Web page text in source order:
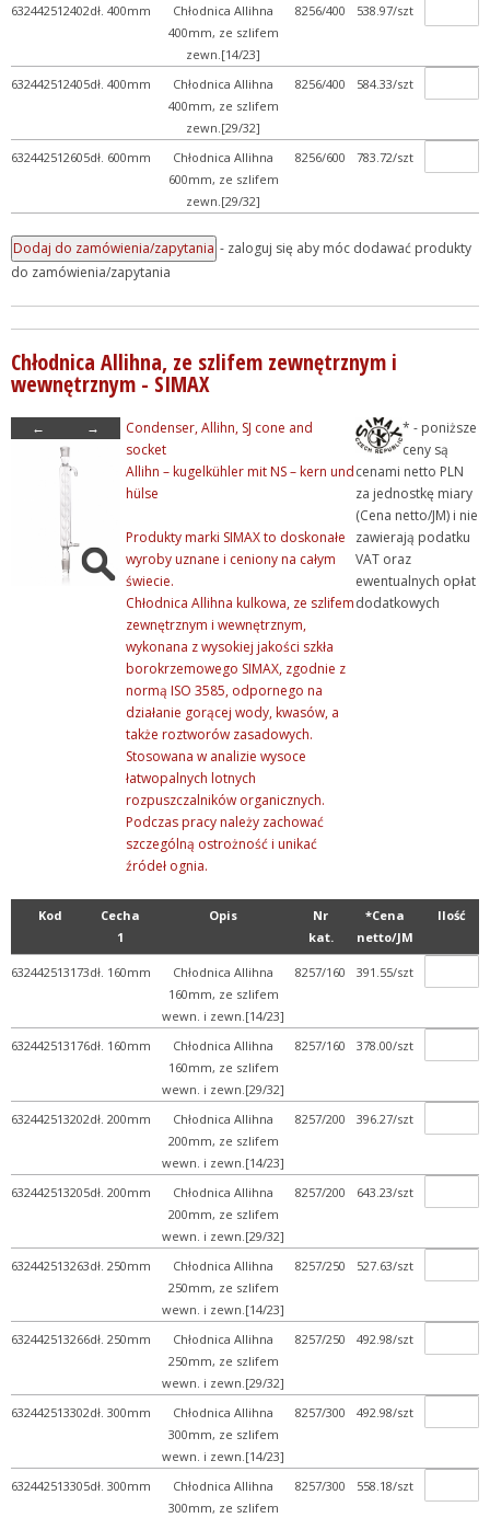
632442512402dł. 400mm
Chłodnica Allihna
400mm, ze szlifem
zewn.[14/23]
8256/400 538.97/szt
632442512405dł. 400mm
Chłodnica Allihna
400mm, ze szlifem
zewn.[29/32]
8256/400 584.33/szt
632442512605dł. 600mm
Chłodnica Allihna
600mm, ze szlifem
zewn.[29/32]
8256/600 783.72/szt
- zaloguj się aby móc dodawać produkty
do zamówienia/zapytania
Chłodnica Allihna, ze szlifem zewnętrznym i
wewnętrznym - SIMAX
← →
Condenser, Allihn, SJ cone and
socket
Allihn – kugelkühler mit NS – kern und
hülse
Produkty marki SIMAX to doskonałe
wyroby uznane i ceniony na całym
świecie.
Chłodnica Allihna kulkowa, ze szlifem
zewnętrznym i wewnętrznym,
wykonana z wysokiej jakości szkła
borokrzemowego SIMAX, zgodnie z
normą ISO 3585, odpornego na
działanie gorącej wody, kwasów, a
także roztworów zasadowych.
Stosowana w analizie wysoce
łatwopalnych lotnych
rozpuszczalników organicznych.
Podczas pracy należy zachować
szczególną ostrożność i unikać
źródeł ognia.
* - poniższe
ceny są
cenami netto PLN
za jednostkę miary
(Cena netto/JM) i nie
zawierają podatku
VAT oraz
ewentualnych opłat
dodatkowych
Kod
Cecha
1
Opis
Nr
kat.
*Cena
netto/JM
Ilość
632442513173dł. 160mm
Chłodnica Allihna
160mm, ze szlifem
wewn. i zewn.[14/23]
8257/160 391.55/szt
632442513176dł. 160mm
Chłodnica Allihna
160mm, ze szlifem
wewn. i zewn.[29/32]
8257/160 378.00/szt
632442513202dł. 200mm
Chłodnica Allihna
200mm, ze szlifem
wewn. i zewn.[14/23]
8257/200 396.27/szt
632442513205dł. 200mm
Chłodnica Allihna
200mm, ze szlifem
wewn. i zewn.[29/32]
8257/200 643.23/szt
632442513263dł. 250mm
Chłodnica Allihna
250mm, ze szlifem
wewn. i zewn.[14/23]
8257/250 527.63/szt
632442513266dł. 250mm
Chłodnica Allihna
250mm, ze szlifem
wewn. i zewn.[29/32]
8257/250 492.98/szt
632442513302dł. 300mm
Chłodnica Allihna
300mm, ze szlifem
wewn. i zewn.[14/23]
8257/300 492.98/szt
632442513305dł. 300mm
Chłodnica Allihna
300mm, ze szlifem
8257/300 558.18/szt